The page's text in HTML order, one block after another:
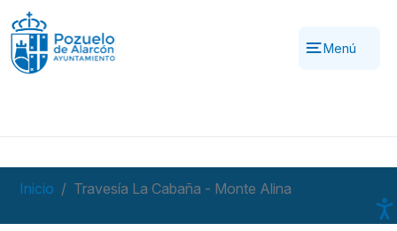
Pasar al contenido principal
Menú
Inicio Travesía La Cabaña - Monte Alina